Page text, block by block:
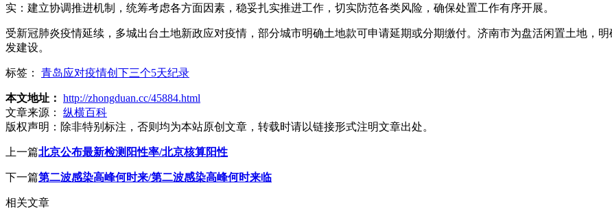
实：建立协调推进机制，统筹考虑各方面因素，稳妥扎实推进工作，切实防范各类风险，确保处置工作有序开展。
受新冠肺炎疫情延续，多城出台土地新政应对疫情，部分城市明确土地款可申请延期或分期缴付。济南市为盘活闲置土地，
发建设。
标签： 青岛应对疫情创下三个5天纪录
本文地址： http://zhongduan.cc/45884.html
文章来源：
纵横百科
版权声明： 除非特别标注，否则均为本站原创文章，转载时请以链接形式注明文章出处。
上一篇北京公布最新检测阳性率/北京核算阳性
下一篇第二波感染高峰何时来/第二波感染高峰何时来临
相关文章